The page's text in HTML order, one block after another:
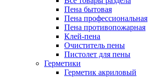
Пена бытовая
Пена профессиональная
Пена противопожарная
Клей-пена
Очиститель пены
Пистолет для пены
Герметики
Герметик акриловый